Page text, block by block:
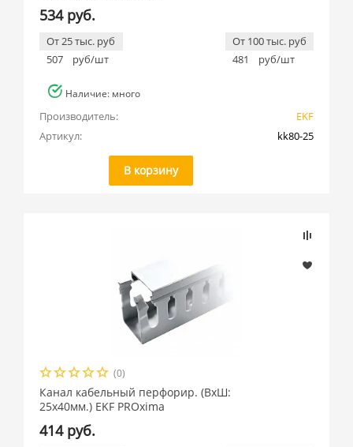
534 руб.
От 25 тыс. руб
507
руб/шт
От 100 тыс. руб
481
руб/шт
Наличие: много
Производитель:
EKF
Артикул:
kk80-25
В корзину
(0)
Канал кабельный перфорир. (ВхШ:
25х40мм.) EKF PROxima
414 руб.